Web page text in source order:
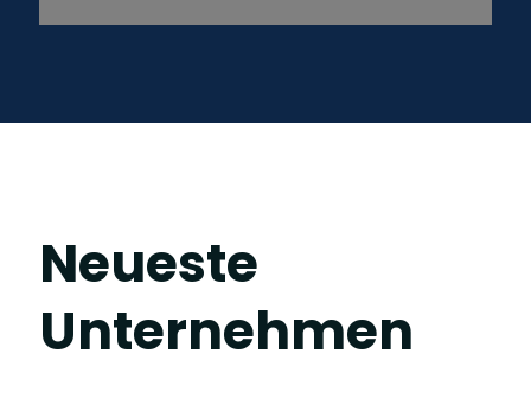
Neueste
Unternehmen